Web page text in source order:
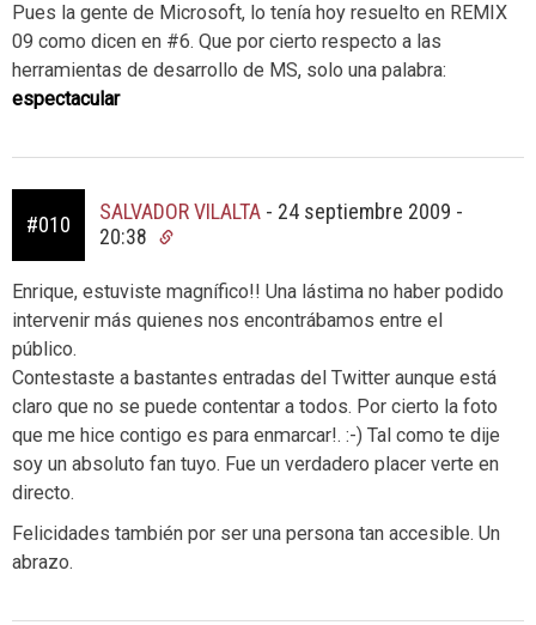
Pues la gente de Microsoft, lo tenía hoy resuelto en REMIX
09 como dicen en #6. Que por cierto respecto a las
herramientas de desarrollo de MS, solo una palabra:
espectacular
#010
SALVADOR VILALTA - 24 septiembre 2009 -
20:38
Enrique, estuviste magnífico!! Una lástima no haber podido
intervenir más quienes nos encontrábamos entre el
público.
Contestaste a bastantes entradas del Twitter aunque está
claro que no se puede contentar a todos. Por cierto la foto
que me hice contigo es para enmarcar!. :-) Tal como te dije
soy un absoluto fan tuyo. Fue un verdadero placer verte en
directo.
Felicidades también por ser una persona tan accesible. Un
abrazo.